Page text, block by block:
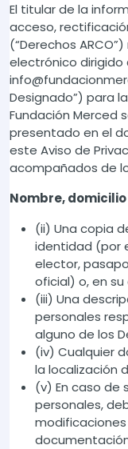
El titular de la
acceso,
(“Derechos
electrónico dirigido
Designado”) para
Fundación Merced
presentado en el
este Aviso de
acompañados de
Nombre,
(ii) Una copia
identidad (por
elector,
oficial) o, en
(iii) Una
personales
alguno de los
(iv) Cualquier
la localización
(v) En caso de
personales,